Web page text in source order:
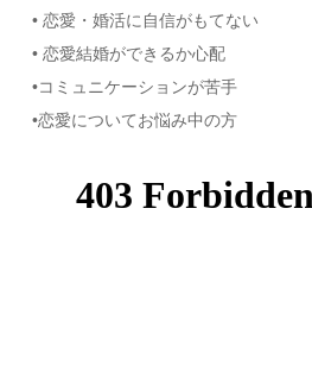
• 恋愛・婚活に自信がもてない
• 恋愛結婚ができるか心配
•コミュニケーションが苦手
•恋愛についてお悩み中の方